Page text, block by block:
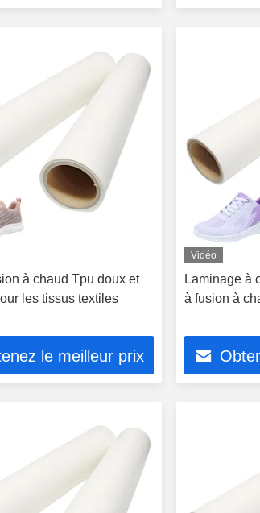
à chaud Tpu doux et
les tissus textiles
le meilleur prix
Vidéo
Laminage à
à fusion à